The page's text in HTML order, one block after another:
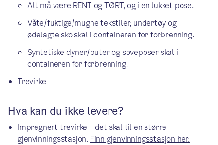
Alt må være RENT og TØRT, og i en lukket pose.
Våte/fuktige/mugne tekstiler, undertøy og
ødelagte sko skal i containeren for forbrenning.
Syntetiske dyner/puter og soveposer skal i
containeren for forbrenning.
Trevirke
Hva kan du ikke levere?
Impregnert trevirke – det skal til en større
gjenvinningsstasjon. Finn gjenvinningsstasjon her.